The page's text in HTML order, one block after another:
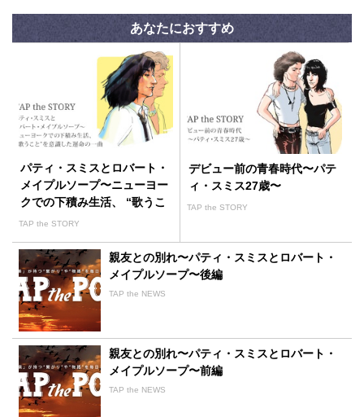
あなたにおすすめ
パティ・スミスとロバート・
メイプルソープ〜ニューヨー
クでの下積み生活、 “歌うこ
と”を意識した運命の一曲
TAP the STORY
デビュー前の青春時代〜パテ
ィ・スミス27歳〜
TAP the STORY
親友との別れ〜パティ・スミスとロバート・
メイプルソープ〜後編
TAP the NEWS
親友との別れ〜パティ・スミスとロバート・
メイプルソープ〜前編
TAP the NEWS